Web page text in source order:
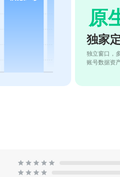
原
独家
独立窗口，
账号数据资